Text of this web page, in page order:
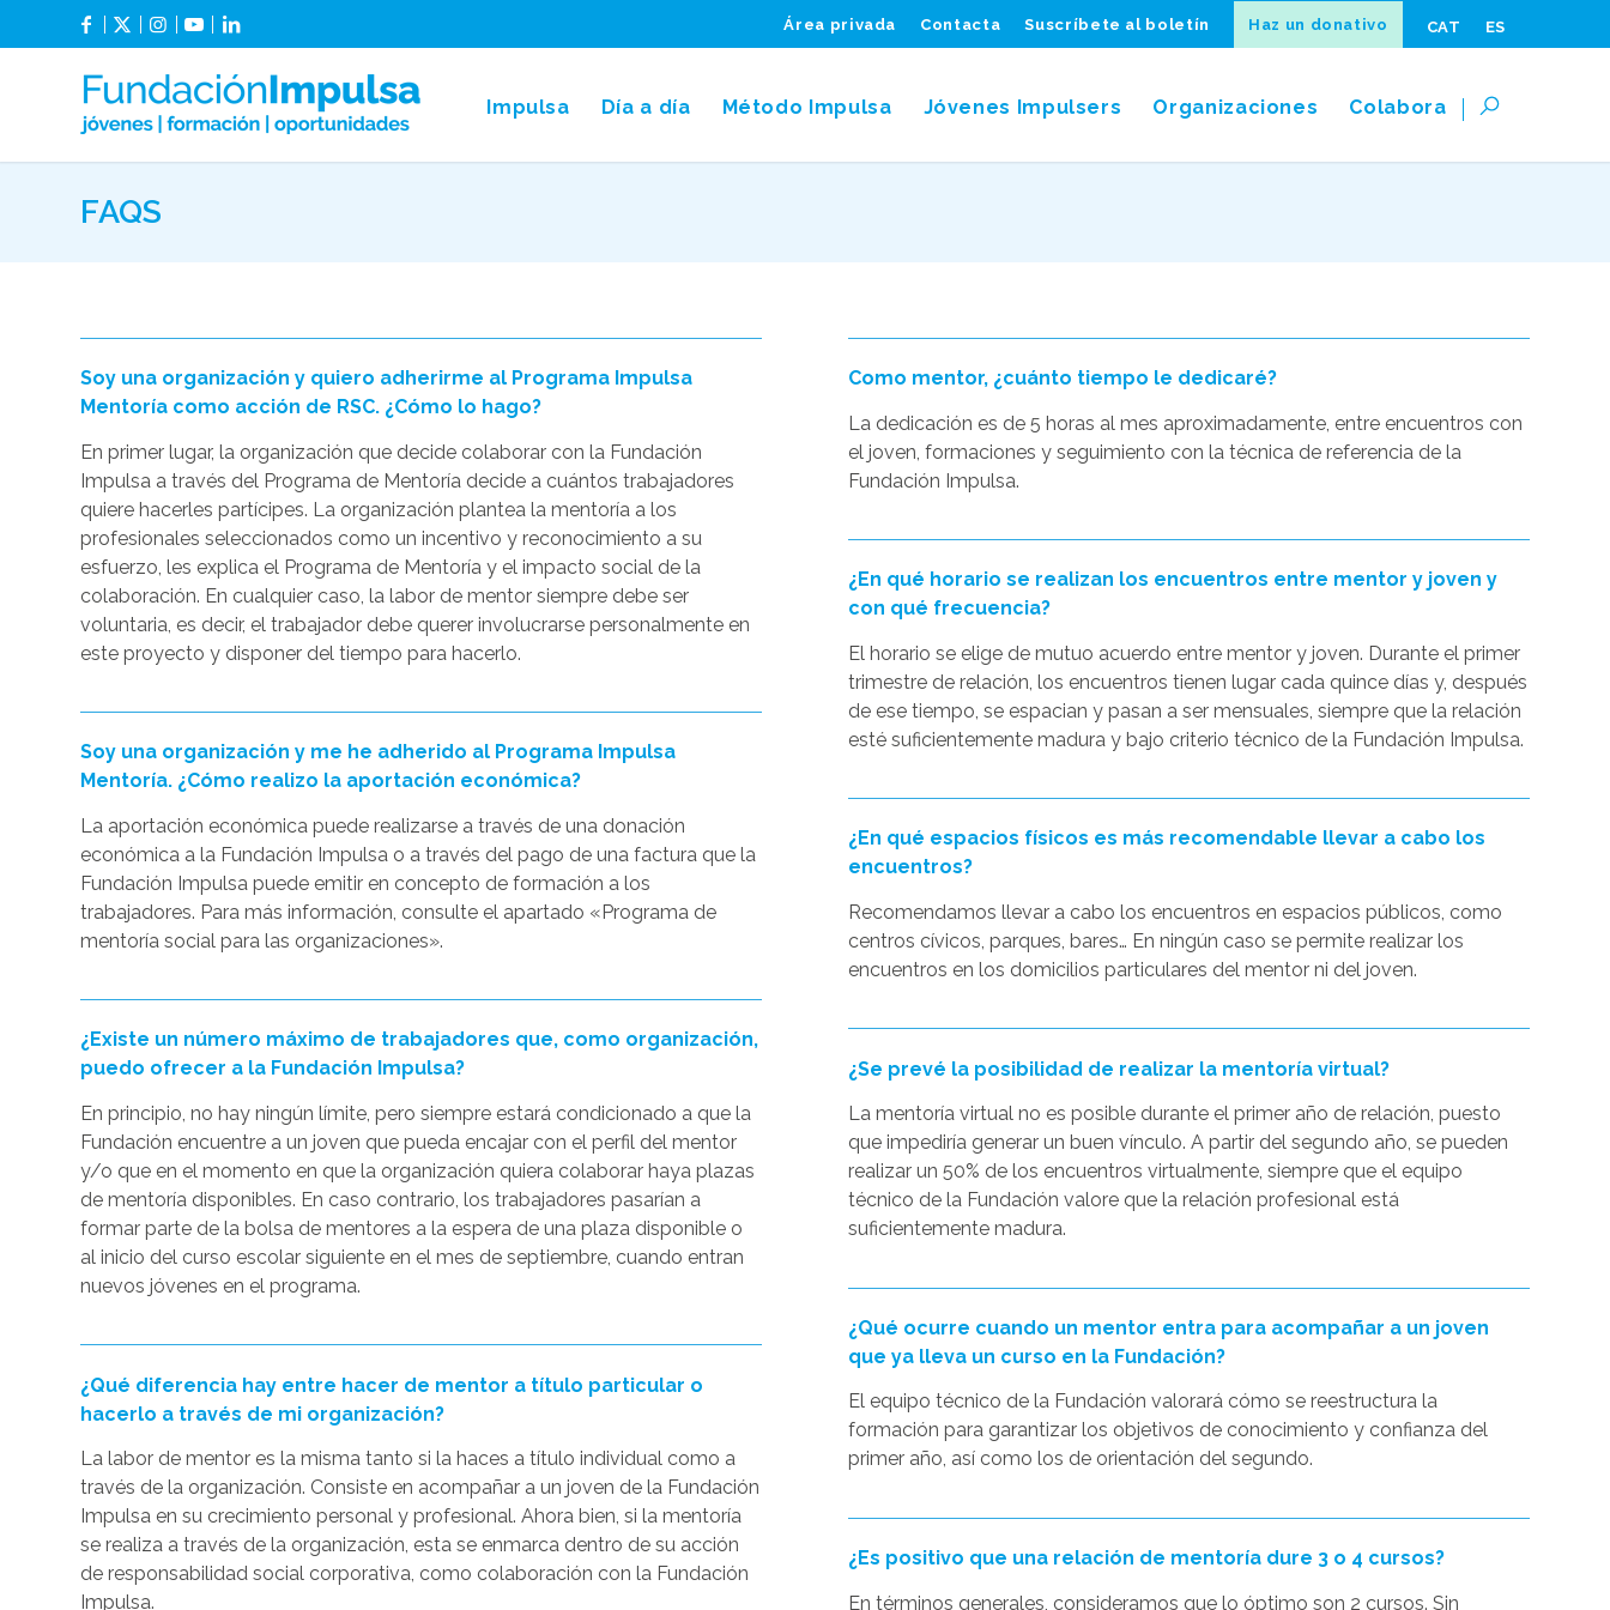
Área privada Contacta Suscríbete al boletín Haz un donativo CAT ES
Impulsa Día a día Método Impulsa Jóvenes Impulsers Organizaciones Colabora
FAQS
Soy una organización y quiero adherirme al Programa Impulsa
Mentoría como acción de RSC. ¿Cómo lo hago?
En primer lugar, la organización que decide colaborar con la Fundación
Impulsa a través del Programa de Mentoría decide a cuántos trabajadores
quiere hacerles partícipes. La organización plantea la mentoría a los
profesionales seleccionados como un incentivo y reconocimiento a su
esfuerzo, les explica el Programa de Mentoría y el impacto social de la
colaboración. En cualquier caso, la labor de mentor siempre debe ser
voluntaria, es decir, el trabajador debe querer involucrarse personalmente en
este proyecto y disponer del tiempo para hacerlo.
Soy una organización y me he adherido al Programa Impulsa
Mentoría. ¿Cómo realizo la aportación económica?
La aportación económica puede realizarse a través de una donación
económica a la Fundación Impulsa o a través del pago de una factura que la
Fundación Impulsa puede emitir en concepto de formación a los
trabajadores. Para más información, consulte el apartado «Programa de
mentoría social para las organizaciones».
¿Existe un número máximo de trabajadores que, como organización,
puedo ofrecer a la Fundación Impulsa?
En principio, no hay ningún límite, pero siempre estará condicionado a que la
Fundación encuentre a un joven que pueda encajar con el perfil del mentor
y/o que en el momento en que la organización quiera colaborar haya plazas
de mentoría disponibles. En caso contrario, los trabajadores pasarían a
formar parte de la bolsa de mentores a la espera de una plaza disponible o
al inicio del curso escolar siguiente en el mes de septiembre, cuando entran
nuevos jóvenes en el programa.
¿Qué diferencia hay entre hacer de mentor a título particular o
hacerlo a través de mi organización?
La labor de mentor es la misma tanto si la haces a título individual como a
través de la organización. Consiste en acompañar a un joven de la Fundación
Impulsa en su crecimiento personal y profesional. Ahora bien, si la mentoría
se realiza a través de la organización, esta se enmarca dentro de su acción
de responsabilidad social corporativa, como colaboración con la Fundación
Impulsa.
Como mentor, ¿cuánto tiempo le dedicaré?
La dedicación es de 5 horas al mes aproximadamente, entre encuentros con
el joven, formaciones y seguimiento con la técnica de referencia de la
Fundación Impulsa.
¿En qué horario se realizan los encuentros entre mentor y joven y
con qué frecuencia?
El horario se elige de mutuo acuerdo entre mentor y joven. Durante el primer
trimestre de relación, los encuentros tienen lugar cada quince días y, después
de ese tiempo, se espacian y pasan a ser mensuales, siempre que la relación
esté suficientemente madura y bajo criterio técnico de la Fundación Impulsa.
¿En qué espacios físicos es más recomendable llevar a cabo los
encuentros?
Recomendamos llevar a cabo los encuentros en espacios públicos, como
centros cívicos, parques, bares… En ningún caso se permite realizar los
encuentros en los domicilios particulares del mentor ni del joven.
¿Se prevé la posibilidad de realizar la mentoría virtual?
La mentoría virtual no es posible durante el primer año de relación, puesto
que impediría generar un buen vínculo. A partir del segundo año, se pueden
realizar un 50% de los encuentros virtualmente, siempre que el equipo
técnico de la Fundación valore que la relación profesional está
suficientemente madura.
¿Qué ocurre cuando un mentor entra para acompañar a un joven
que ya lleva un curso en la Fundación?
El equipo técnico de la Fundación valorará cómo se reestructura la
formación para garantizar los objetivos de conocimiento y confianza del
primer año, así como los de orientación del segundo.
¿Es positivo que una relación de mentoría dure 3 o 4 cursos?
En términos generales, consideramos que lo óptimo son 2 cursos. Sin